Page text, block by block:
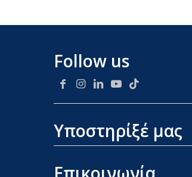
Follow us
Υποστηρίξέ μας